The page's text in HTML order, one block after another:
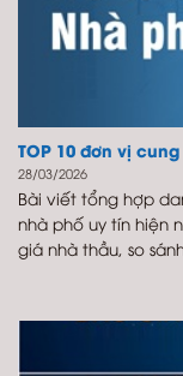
TOP 10 đơn vị
28/03/2026
Bài viết tổng hợp
nhà phố uy tín hiện
giá nhà thầu, so